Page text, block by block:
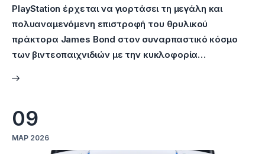
PlayStation έρχεται να γιορτάσει τη μεγάλη και
πολυαναμενόμενη επιστροφή του θρυλικού
πράκτορα James Bond στον συναρπαστικό κόσμο
των βιντεοπαιχνιδιών με την κυκλοφορία…
09
ΜΑΡ 2026